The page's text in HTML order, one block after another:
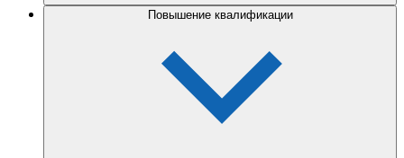
Повышение квалификации